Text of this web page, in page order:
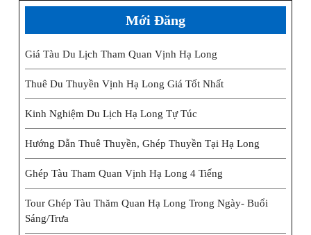
Mới Đăng
Giá Tàu Du Lịch Tham Quan Vịnh Hạ Long
Thuê Du Thuyền Vịnh Hạ Long Giá Tốt Nhất
Kinh Nghiệm Du Lịch Hạ Long Tự Túc
Hướng Dẫn Thuê Thuyền, Ghép Thuyền Tại Hạ Long
Ghép Tàu Tham Quan Vịnh Hạ Long 4 Tiếng
Tour Ghép Tàu Thăm Quan Hạ Long Trong Ngày- Buổi
Sáng/trưa